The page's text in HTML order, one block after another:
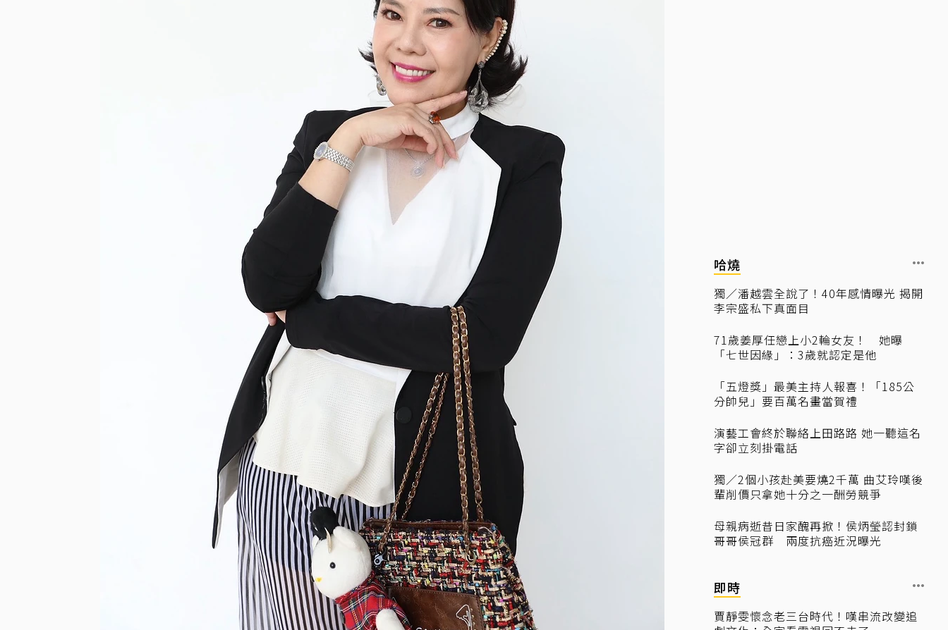
哈燒
獨／潘越雲全說了！40年感情曝光 揭開
李宗盛私下真面目
71歲姜厚任戀上小2輪女友！ 她曝
「七世因緣」：3歲就認定是他
「五燈獎」最美主持人報喜！「185公
分帥兒」要百萬名畫當賀禮
演藝工會終於聯絡上田路路 她一聽這名
字卻立刻掛電話
獨／2個小孩赴美要燒2千萬 曲艾玲嘆後
輩削價只拿她十分之一酬勞競爭
母親病逝昔日家醜再掀！侯炳瑩認封鎖
哥哥侯冠群 兩度抗癌近況曝光
即時
賈靜雯懷念老三台時代！嘆串流改變追